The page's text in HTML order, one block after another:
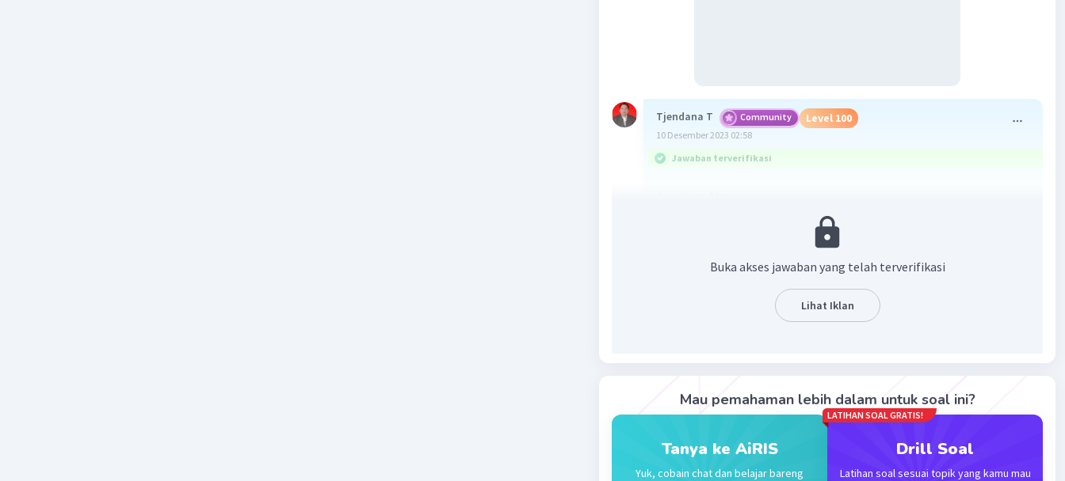
Tjendana T Community Level 100
10 Desember 2023 02:58
Jawaban terverifikasi
<=> 3x - π/2 = π/4Buka akses jawaban yang telah terverifikasi
Lihat Iklan
Mau pemahaman lebih dalam untuk soal ini?
Tanya ke AiRIS
Yuk, cobain chat dan belajar bareng
LATIHAN SOAL GRATIS!
Drill Soal
Latihan soal sesuai topik yang kamu mau